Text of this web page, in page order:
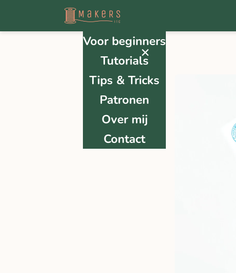
✕
Voor beginners
Tutorials
Tips & Tricks
Patronen
Over mij
Contact